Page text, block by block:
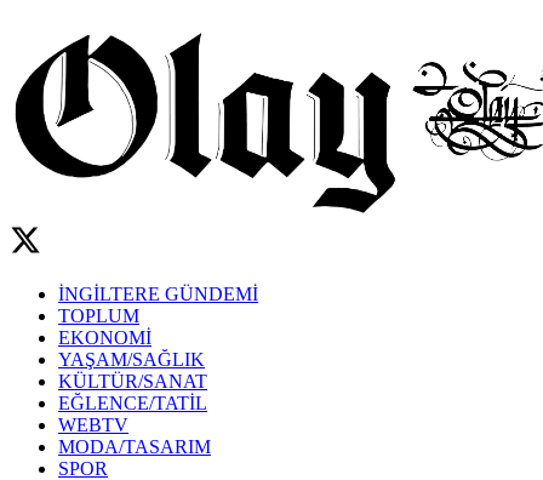
İNGİLTERE GÜNDEMİ
TOPLUM
EKONOMİ
YAŞAM/SAĞLIK
KÜLTÜR/SANAT
EĞLENCE/TATİL
WEBTV
MODA/TASARIM
SPOR